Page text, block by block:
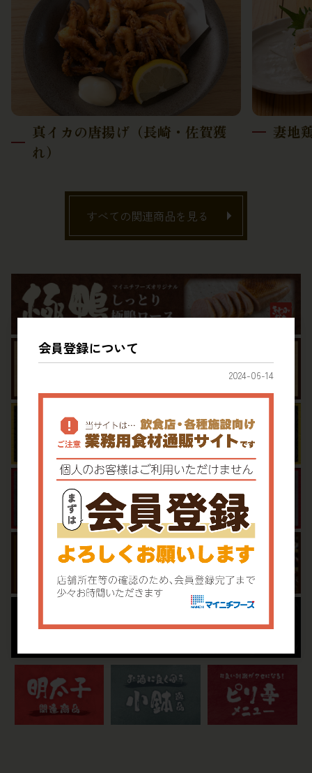
真イカの唐揚げ（長崎・佐賀獲
れ）
妻地
すべての関連商品を見る
会員登録について
2024-06-14